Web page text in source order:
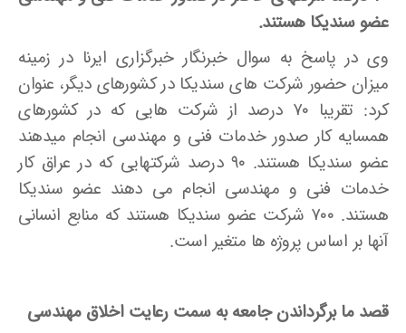
عضو سندیکا هستند.
وی در پاسخ به سوال خبرنگار خبرگزاری ایرنا در زمینه
میزان حضور شرکت های سندیکا در کشورهای دیگر، عنوان
کرد: تقریبا ۷۰ درصد از شرکت هایی که در کشورهای
همسایه کار صدور خدمات فنی و مهندسی انجام می­دهند
عضو سندیکا هستند. ۹۰ درصد شرکتهایی که در عراق کار
خدمات فنی و مهندسی انجام می­ دهند عضو سندیکا
هستند. ۷۰۰ شرکت عضو سندیکا هستند که منابع انسانی
آنها بر اساس پروژه ­ها متغیر است.
قصد ما برگرداندن جامعه به سمت رعایت اخلاق مهندسی